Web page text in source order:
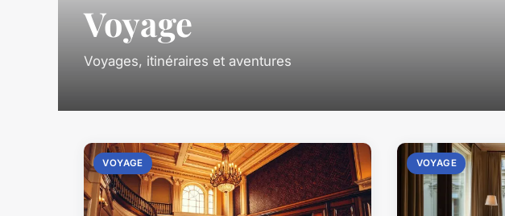
Voyage
Voyages, itinéraires et aventures
VOYAGE VOYAGE